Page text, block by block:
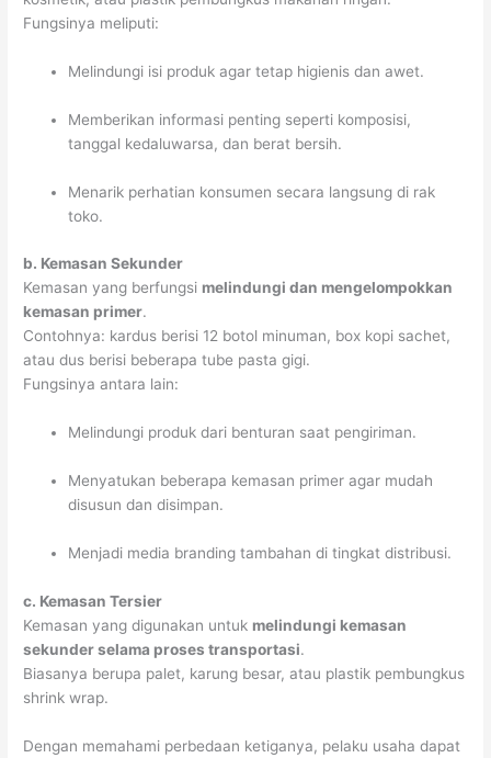
Fungsinya meliputi:
Melindungi isi produk agar tetap higienis dan awet.
Memberikan informasi penting seperti komposisi,
tanggal kedaluwarsa, dan berat bersih.
Menarik perhatian konsumen secara langsung di rak
toko.
b. Kemasan Sekunder
Kemasan yang berfungsi melindungi dan mengelompokkan
kemasan primer.
Contohnya: kardus berisi 12 botol minuman, box kopi sachet,
atau dus berisi beberapa tube pasta gigi.
Fungsinya antara lain:
Melindungi produk dari benturan saat pengiriman.
Menyatukan beberapa kemasan primer agar mudah
disusun dan disimpan.
Menjadi media branding tambahan di tingkat distribusi.
c. Kemasan Tersier
Kemasan yang digunakan untuk melindungi kemasan
sekunder selama proses transportasi.
Biasanya berupa palet, karung besar, atau plastik pembungkus
shrink wrap.
Dengan memahami perbedaan ketiganya, pelaku usaha dapat